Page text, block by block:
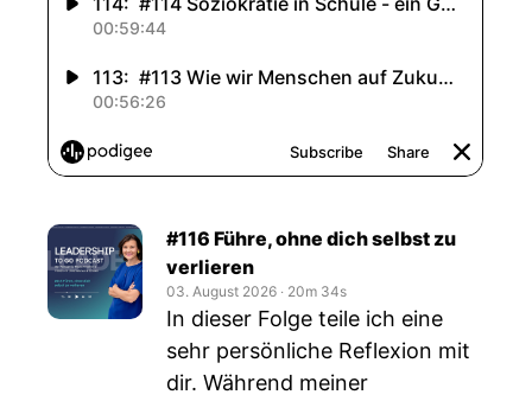
#116 Führe, ohne dich selbst zu
verlieren
03. August 2026 ‧ 20m 34s
In dieser Folge teile ich eine
sehr persönliche Reflexion mit
dir. Während meiner